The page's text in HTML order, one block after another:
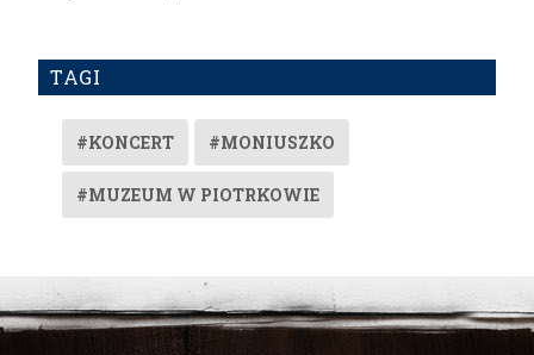
TAGI
#KONCERT #MONIUSZKO
#MUZEUM W PIOTRKOWIE